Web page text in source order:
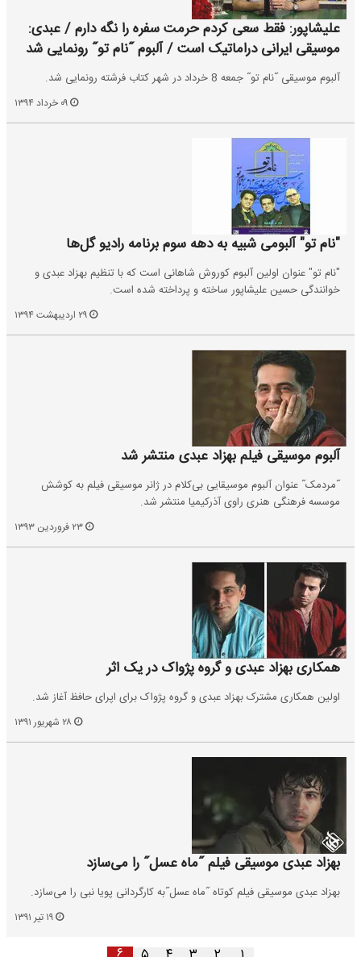
علیشاپور: فقط سعی کردم حرمت سفره را نگه دارم / عبدی:
موسیقی ایرانی دراماتیک است / آلبوم ˝نام تو˝ رونمایی شد
آلبوم موسیقی ˝نام تو˝ جمعه 8 خرداد در شهر کتاب فرشته رونمایی شد.
"نام تو" آلبومی شبیه به دهه سوم برنامه رادیو گل‌ها
"نام تو" عنوان اولین آلبوم کوروش شاهانی است که با تنظیم بهزاد عبدی و
خوانندگی حسین علیشاپور ساخته و پرداخته شده است.
آلبوم موسیقی فیلم بهزاد عبدی منتشر شد
˝مردمک˝ عنوان آلبوم موسیقایی بی‌کلام در ژانر موسیقی فیلم به کوشش
موسسه فرهنگی هنری راوی آذرکیمیا منتشر شد.
همکاری بهزاد عبدی و گروه پژواک در یک اثر
اولین همکاری مشترک بهزاد عبدی و گروه پژواک برای اپرای حافظ آغاز شد.
بهزاد عبدی موسیقی فیلم ˝ماه عسل˝ را می‌سازد
بهزاد عبدی موسیقی فیلم کوتاه ˝ماه عسل˝به کارگردانی پویا نبی را می‌سازد.